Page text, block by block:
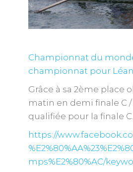
Championnat du
championnat pour
Grâce à sa 2ème place
matin en demi finale C /
qualifiée pour la finale C.
https://
mps%E2%80%AC/